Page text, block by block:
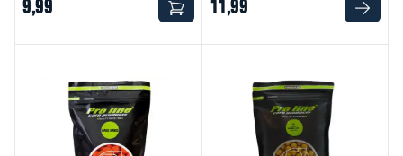
9,99 11,99